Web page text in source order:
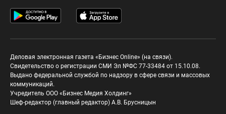
Деловая электронная газета «Бизнес Online» (на связи).
Свидетельство о регистрации СМИ Эл №ФС 77-33484 от 15.10.08.
Выдано федеральной службой по надзору в сфере связи и массовых
коммуникаций.
Учредитель ООО «Бизнес Медия Холдинг»
Шеф-редактор (главный редактор) А.В. Брусницын